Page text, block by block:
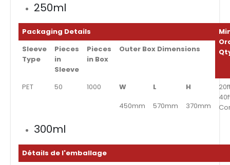
250ml
Packaging Details
Sleeve
Type
Pieces
in
Sleeve
Pieces
in Box
Outer Box Dimensions
PET 50 1000 W L H
450mm 570mm 370mm
300ml
Détails de l'emballage